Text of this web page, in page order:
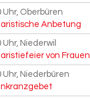
Uhr, Oberbüren
Anbetung
Uhr, Niederwil
von
Uhr, Niederbüren